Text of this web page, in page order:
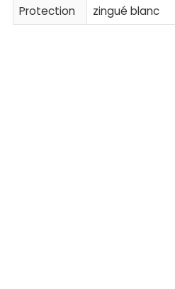
Protection
zingué blanc